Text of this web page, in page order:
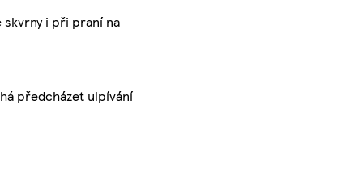
skvrny i při praní na
předcházet ulpívání